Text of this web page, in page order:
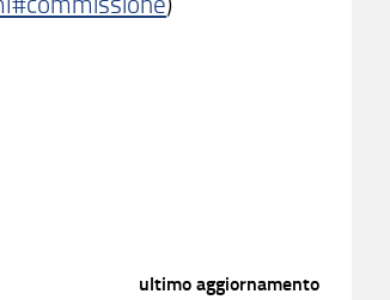
ultimo aggiornamento